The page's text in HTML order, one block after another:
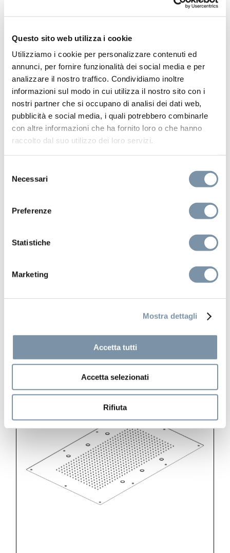
Questo sito web utilizza i cookie
Utilizziamo i cookie per personalizzare contenuti ed
annunci, per fornire funzionalità dei social media e per
analizzare il nostro traffico. Condividiamo inoltre
informazioni sul modo in cui utilizza il nostro sito con i
nostri partner che si occupano di analisi dei dati web,
pubblicità e social media, i quali potrebbero combinarle
con altre informazioni che ha fornito loro o che hanno
raccolto dal suo utilizzo dei loro servizi.
delNecessari
Preferenze
Statistiche
Marketing
Mostra dettagli
Accetta tutti
Accetta selezionati
Rifiuta
SF005 B
Soffione a incasso a controsoffitto